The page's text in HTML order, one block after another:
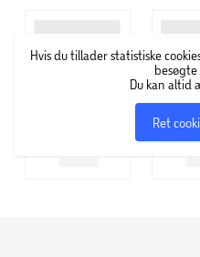
Hvis du tillader statistiske
Du kan altid
Ret